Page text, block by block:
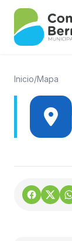
Historia
Inicio/Mapa